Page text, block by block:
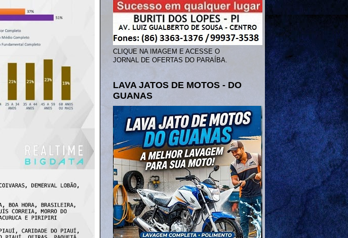
CLIQUE NA IMAGEM E ACESSE O
JORNAL DE OFERTAS DO PARAÍBA.
LAVA JATOS DE MOTOS - DO
GUANAS